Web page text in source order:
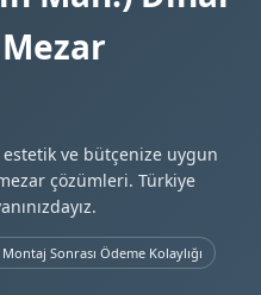
ve bütçenize uygun
çözümleri. Türkiye
Montaj Sonrası Ödeme Kolaylığı